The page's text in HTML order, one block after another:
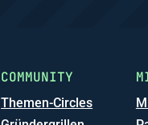
COMMUNITY
Themen-Circles